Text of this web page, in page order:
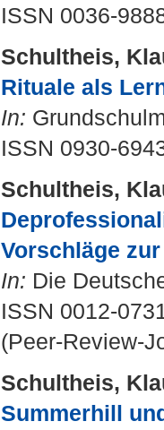
ISSN 0036-
Schultheis,
Rituale als
In:
ISSN 0930-
Schultheis,
Vorschläge
In: Die
ISSN 0012-
(Peer-Review-
Schultheis,
Summerhill